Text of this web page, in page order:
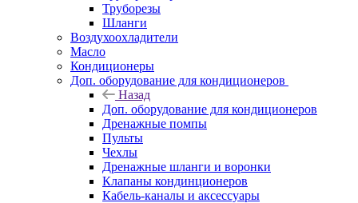
Труборезы
Шланги
Воздухоохладители
Масло
Кондиционеры
Доп. оборудование для кондиционеров
Назад
Доп. оборудование для кондиционеров
Дренажные помпы
Пульты
Чехлы
Дренажные шланги и воронки
Клапаны кондинционеров
Кабель-каналы и аксессуары